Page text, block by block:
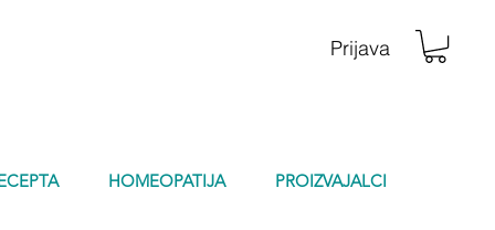
Prijava
HOMEOPATIJA PROIZVAJALCI